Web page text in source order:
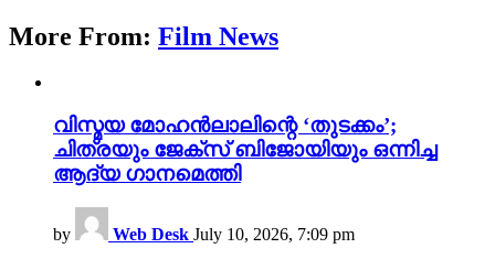
More From: Film News
വിസ്മയ മോഹൻലാലിന്റെ ‘തുടക്കം’;
ചിത്രയും ജേക്സ് ബിജോയിയും ഒന്നിച്ച
ആദ്യ ഗാനമെത്തി
by Web Desk July 10, 2026, 7:09 pm